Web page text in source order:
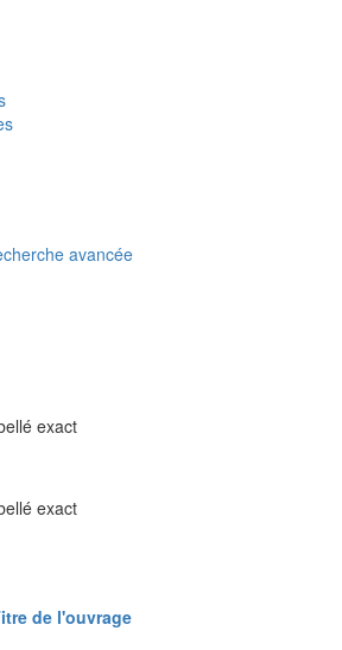
avancée
exact
exact
de l'ouvrage